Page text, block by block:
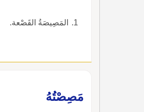
المَصِيصَةُ القَصْعة.
مَصِصْتُهُ